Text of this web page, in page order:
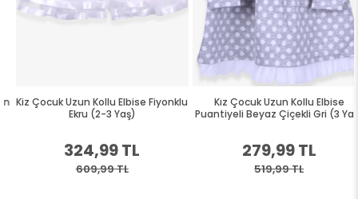
Kiz Çocuk Uzun Kollu Elbise Fiyonklu
Ekru (2-3 Yaş)
324,99 TL
609,99 TL
Kız Çocuk Uzun Kollu Elbise
Puantiyeli Beyaz Çiçekli Gri (3 Yaş)
279,99 TL
519,99 TL